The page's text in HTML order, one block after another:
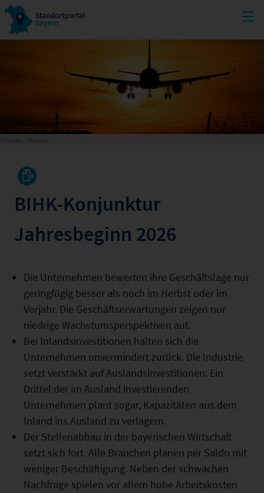
BIHK-Konjunktur
Jahresbeginn 2026
Die Unternehmen bewerten ihre Geschäftslage nur
geringfügig besser als noch im Herbst oder im
Vorjahr. Die Geschäftserwartungen zeigen nur
niedrige Wachstumsperspektiven auf.
Bei Inlandsinvestitionen halten sich die
Unternehmen unvermindert zurück. Die Industrie
setzt verstärkt auf Auslandsinvestitionen. Ein
Drittel der im Ausland investierenden
Unternehmen plant sogar, Kapazitäten aus dem
Inland ins Ausland zu verlagern.
Der Stellenabbau in der bayerischen Wirtschaft
setzt sich fort. Alle Branchen planen per Saldo mit
weniger Beschäftigung. Neben der schwachen
Nachfrage spielen vor allem hohe Arbeitskosten